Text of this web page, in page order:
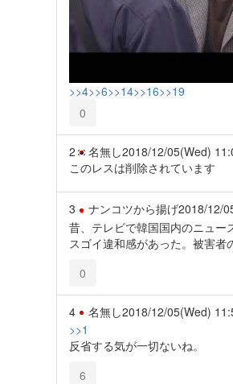
>>4>>6>>14>>16>>19
0
2 名無し2018/12/05(Wed)
このレスは削除されています
3 ナンコツから揚げ2018/12/
昔、テレビで韓国国内のニュー
スゴイ違和感があった。被害者
0
4 名無し2018/12/05(Wed)
>>1
反省する気が一切ないね。
6